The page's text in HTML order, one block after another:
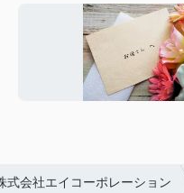
式会社エイコーポレーション